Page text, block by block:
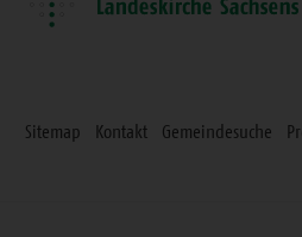
Sitemap Kontakt Gemeindesuche